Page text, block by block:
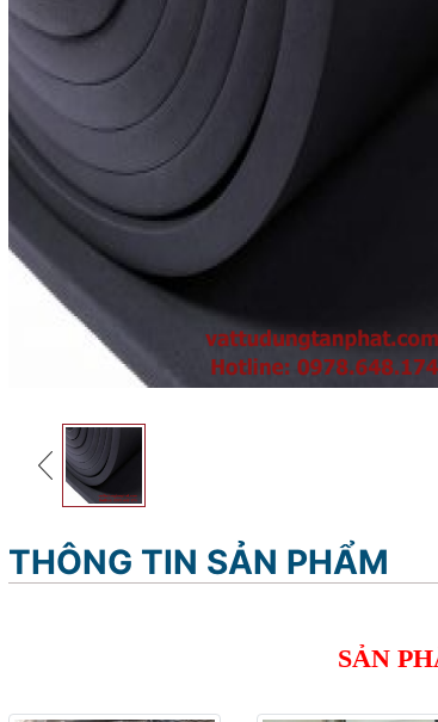
THÔNG TIN SẢN PHẨM
SẢN